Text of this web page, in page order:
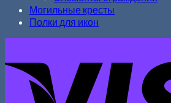
Могильные кресты
Полки для икон